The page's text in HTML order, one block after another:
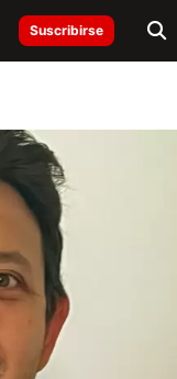
Suscribirse